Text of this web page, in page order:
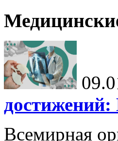
достижений:
Всемирная